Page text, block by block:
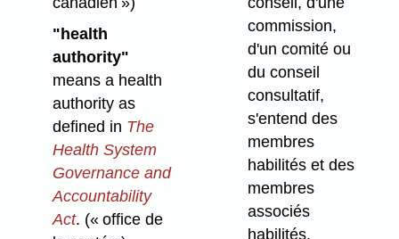
"health
authority"
means a health
authority as
defined in The
Health System
Governance and
Accountability
Act. (« office de
commission,
d'un comité ou
du conseil
consultatif,
s'entend des
membres
habilités et des
membres
associés
habilités.